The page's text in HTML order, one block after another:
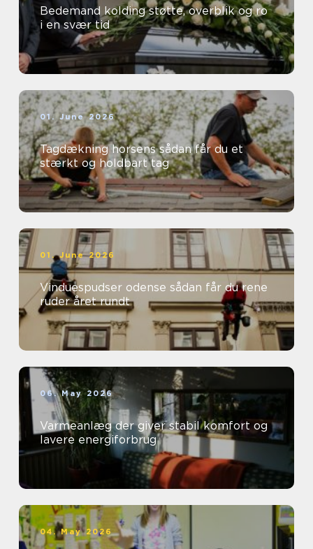
Bedemand kolding støtte, overblik og ro
i en svær tid
01. June 2026
Tagdækning horsens sådan får du et
stærkt og holdbart tag
01. June 2026
Vinduespudser odense sådan får du rene
ruder året rundt
06. May 2026
Varmeanlæg der giver stabil komfort og
lavere energiforbrug
04. May 2026